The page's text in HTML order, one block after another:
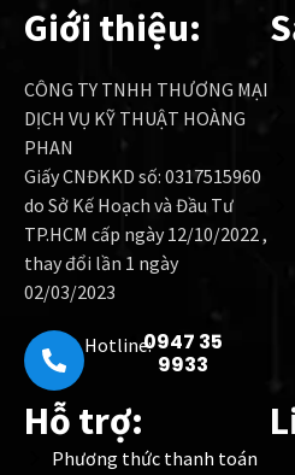
Giới thiệu:
CÔNG TY TNHH THƯƠNG MẠI
DỊCH VỤ KỸ THUẬT HOÀNG
PHAN
Giấy CNĐKKD số: 0317515960
do Sở Kế Hoạch và Đầu Tư
TP.HCM cấp ngày 12/10/2022 ,
thay đổi lần 1 ngày
02/03/2023
Hotline:0947 35
9933
Hỗ trợ:
Phương thức thanh toán